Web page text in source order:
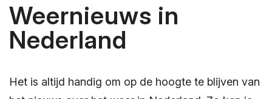
Weernieuws in
Nederland
Het is altijd handig om op de hoogte te blijven van